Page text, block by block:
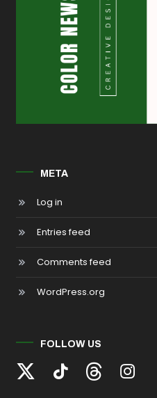
META
Log in
Entries feed
Comments feed
WordPress.org
FOLLOW US